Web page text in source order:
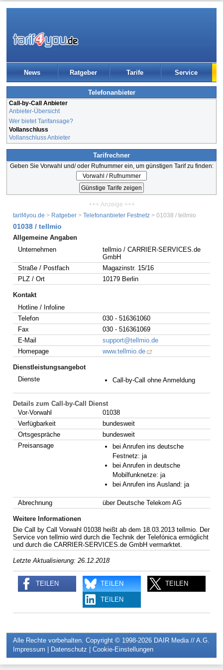
News Ratgeber Tarife Service
Telefonanbieter
Call-by-Call Anbieter
Anbieter-Übersicht
Wer bietet Tarifansage?
Vollanschluss
Vollanschluss Anbieter
Tarifrechner
Geben Sie Vorwahl und/ oder Rufnummer ein, um günstigen Tarif zu finden:
+++ Anzeige +++
tarif4you.de > Ratgeber > Telefonanbieter Festnetz > 01038 / tellmio
01038 / tellmio
Allgemeine Angaben
Unternehmen
tellmio / CARRIER-SERVICES.de
GmbH
Straße / Postfach
Magazinstr. 15/16
PLZ / Ort
10179 Berlin
Kontakt
Hotline / Infoline
Telefon
030 - 516361060
Fax
030 - 516361069
E-Mail
support@tellmio.de
Homepage
www.tellmio.de
Dienstleistungsangebot
Dienste
Call-by-Call ohne Anmeldung
Details zum Call-by-Call Dienst
Vor-Vorwahl
01038
Verfügbarkeit
bundesweit
Ortsgespräche
bundesweit
Preisansage
bei Anrufen ins deutsche
Festnetz: ja
bei Anrufen in deutsche
Mobilfunknetze: ja
bei Anrufen ins Ausland: ja
Abrechnung über Deutsche Telekom AG
Weitere Informationen
Die Call by Call Vorwahl 01038 heißt ab dem 18.03.2013 tellmio. Der
Service von tellmio wird durch die Technik der Telefónica ermöglicht
und durch die CARRIER-SERVICES.de GmbH vermarktet.
Letzte Aktualisierung: 26.12.2018
TEILEN TEILEN TEILEN
TEILEN
Alle Rechte vorbehalten. Copyright © 1998-2026 DAIR Media // A.G.
Impressum
Datenschutz Cookie-Einstellungen